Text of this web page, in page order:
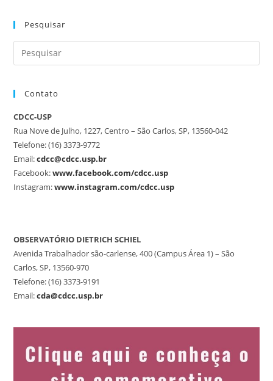
Pesquisar
Contato
CDCC-USP
Rua Nove de Julho, 1227, Centro – São Carlos, SP, 13560-042
Telefone: (16) 3373-9772
Email:cdcc@cdcc.usp.br
Facebook:www.facebook.com/cdcc.usp
Instagram:www.instagram.com/cdcc.usp
OBSERVATÓRIO DIETRICH SCHIEL
Avenida Trabalhador são-carlense, 400 (Campus Área 1) – São
Carlos, SP, 13560-970
Telefone: (16) 3373-9191
Email:cda@cdcc.usp.br